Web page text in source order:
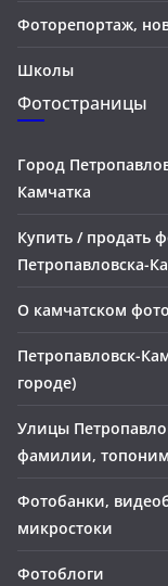
Фоторепортаж,
Школы
Фотостраницы
Город
Камчатка
Купить / продать
Петропавловска-
О камчатском
Петропавловск-
городе)
Улицы
фамилии,
Фотобанки,
микростоки
Фотоблоги